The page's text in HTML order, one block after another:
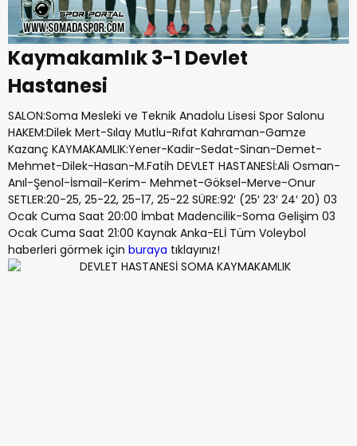
Kaymakamlık 3-1 Devlet
Hastanesi
SALON:Soma Mesleki ve Teknik Anadolu Lisesi Spor Salonu
HAKEM:Dilek Mert-Sılay Mutlu-Rıfat Kahraman-Gamze
Kazanç KAYMAKAMLIK:Yener-Kadir-Sedat-Sinan-Demet-
Mehmet-Dilek-Hasan-M.Fatih DEVLET HASTANESİ:Ali Osman-
Anıl-Şenol-İsmail-Kerim- Mehmet-Göksel-Merve-Onur
SETLER:20-25, 25-22, 25-17, 25-22 SÜRE:92′ (25′ 23′ 24′ 20) 03
Ocak Cuma Saat 20:00 İmbat Madencilik-Soma Gelişim 03
Ocak Cuma Saat 21:00 Kaynak Anka-ELİ Tüm Voleybol
haberleri görmek için buraya tıklayınız!